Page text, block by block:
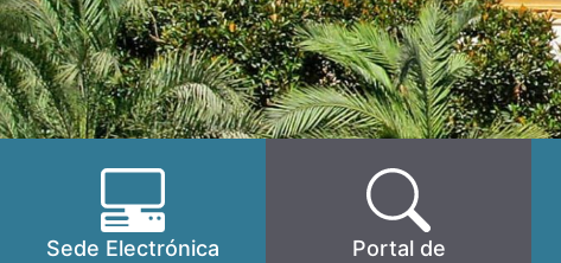
Sede Electrónica
Portal de